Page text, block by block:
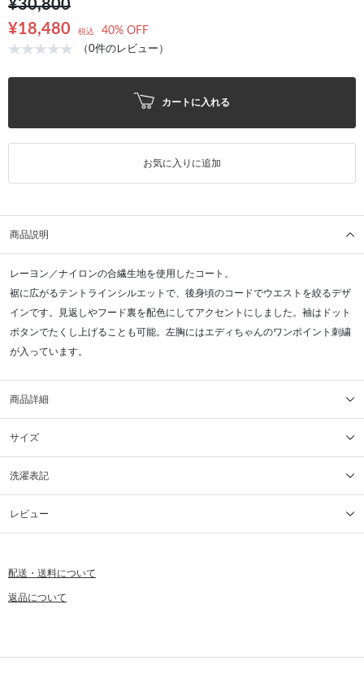
¥30,800
¥18,480
税込 40% OFF
（0件のレビュー）
カートに入れる
お気に入りに追加
商品説明
レーヨン／ナイロンの合繊生地を使用したコート。
裾に広がるテントラインシルエットで、後身頃のコードでウエストを絞るデザ
インです。見返しやフード裏を配色にしてアクセントにしました。袖はドット
ボタンでたくし上げることも可能。左胸にはエディちゃんのワンポイント刺繍
が入っています。
商品詳細
サイズ
洗濯表記
レビュー
配送・送料について
返品について